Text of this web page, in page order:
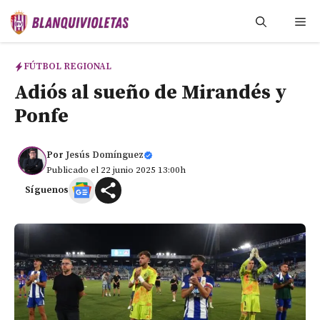
Saltar
FÚTBOL REGIONAL
Adiós al sueño de Mirandés y
Ponfe
Por Jesús Domínguez
Publicado el 22 junio 2025 13:00h
Síguenos